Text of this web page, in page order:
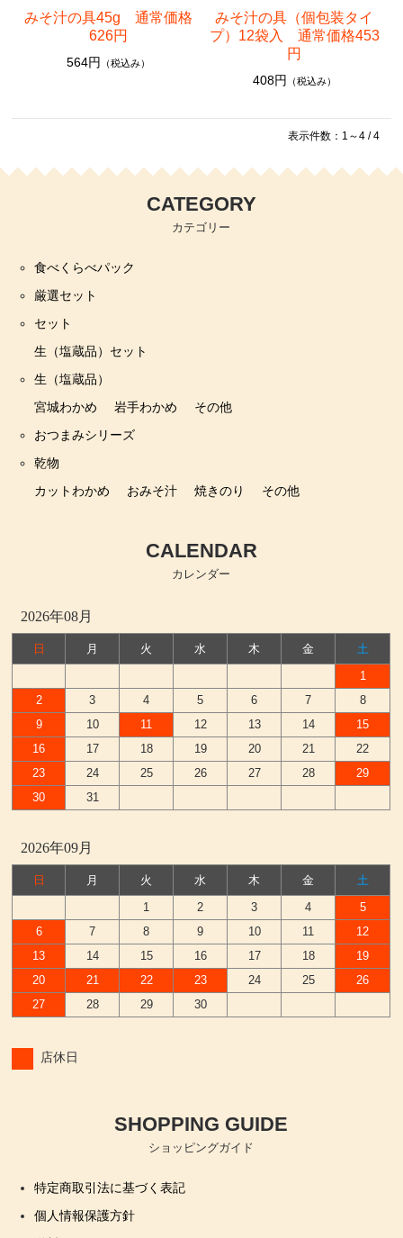
みそ汁の具45g 通常価格
626円
564円 （税込み）
みそ汁の具（個包装タイ
プ）12袋入 通常価格453
円
408円 （税込み）
表示件数：1～4 / 4
CATEGORY
カテゴリー
食べくらべパック
厳選セット
セット
生（塩蔵品）セット
生（塩蔵品）
宮城わかめ
岩手わかめ
その他
おつまみシリーズ
乾物
カットわかめ
おみそ汁 焼きのり その他
CALENDAR
カレンダー
2026年08月
日 月 火 水 木 金
土
1
2
3 4 5 6 7
8
9
10 11 12 13 14
15
16
17 18 19 20 21
22
23
24 25 26 27 28
29
30
31
2026年09月
日 月 火 水 木 金
土
1
2 3 4
5
6
7 8 9 10 11
12
13
14 15 16 17 18
19
20
21 22 23 24 25
26
27
28 29 30
店休日
SHOPPING GUIDE
ショッピングガイド
特定商取引法に基づく表記
個人情報保護方針